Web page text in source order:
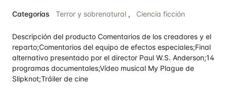
en4.5
Categorías Terror y sobrenatural , Ciencia ficción
Descripción del producto Comentarios de los creadores y el
reparto;Comentarios del equipo de efectos especiales;Final
alternativo presentado por el director Paul W.S. Anderson;14
programas documentales;Vídeo musical My Plague de
Slipknot;Tráiler de cine